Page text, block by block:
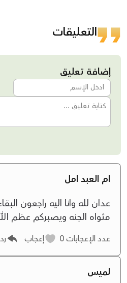
التعليقات
إضافة تعليق
ام العبد امل
عدان لله وانا اليه راجعون
مثواه الجنه ويصبركم عظم
عدد الإعجابات إعجاب رد
لميس